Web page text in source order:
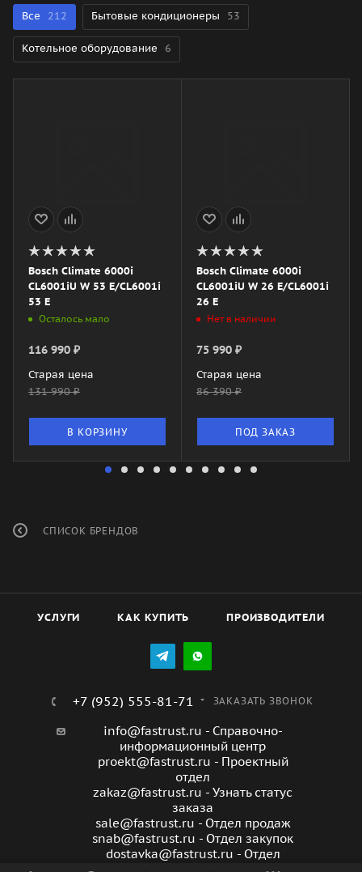
Все 212 Бытовые кондиционеры 53
Котельное оборудование 6
Bosch Climate 6000i
CL6001iU W 53 E/CL6001i
53 E
Осталось мало
116 990 ₽
Старая цена
131 990₽
В КОРЗИНУ
Bosch Climate 6000i
CL6001iU W 26 E/CL6001i
26 E
Нет в наличии
75 990 ₽
Старая цена
86 390₽
ПОД ЗАКАЗ
СПИСОК БРЕНДОВ
УСЛУГИ КАК КУПИТЬ ПРОИЗВОДИТЕЛИ
+7 (952) 555-81-71 ЗАКАЗАТЬ ЗВОНОК
info@fastrust.ru - Справочно-
информационный центр
proekt@fastrust.ru - Проектный
отдел
zakaz@fastrust.ru - Узнать статус
заказа
sale@fastrust.ru - Отдел продаж
snab@fastrust.ru - Отдел закупок
dostavka@fastrust.ru - Отдел